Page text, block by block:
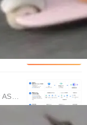
、业
个文
统的
能
义
在
活腾
核心
司AI
构
迁
移
录
圈
无
但
暗面
、M
显
队
上发
的